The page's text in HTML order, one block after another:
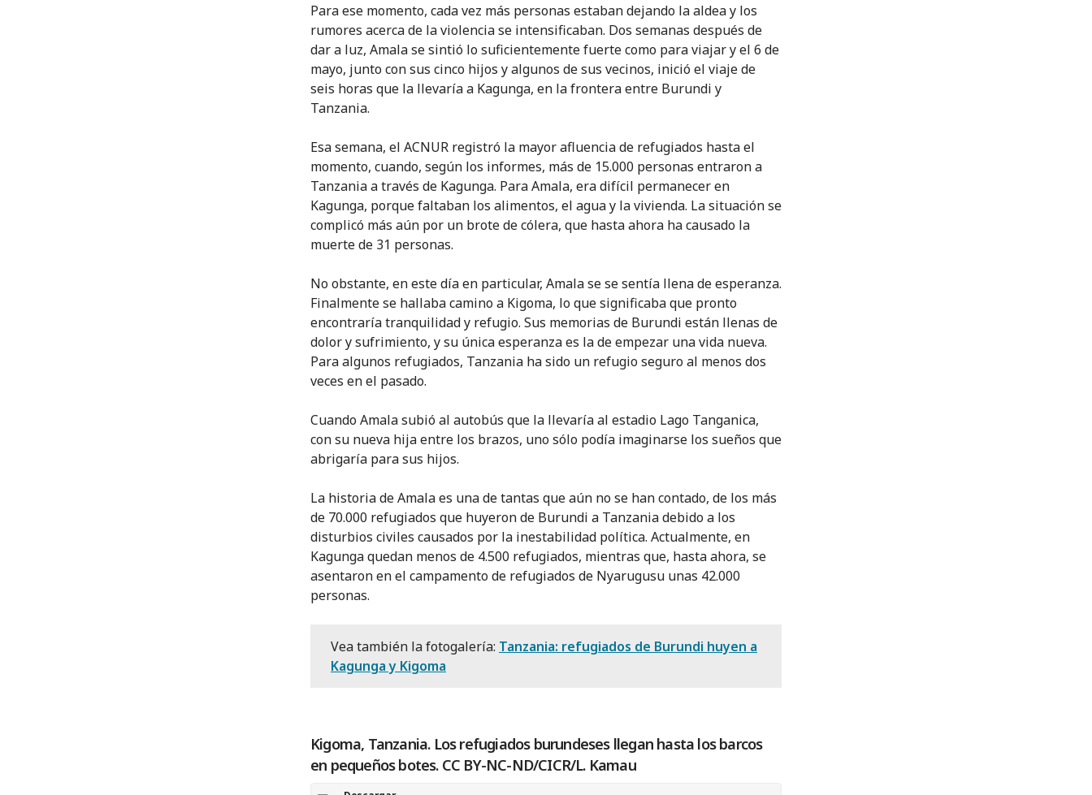
Para ese momento, cada vez más personas estaban dejando la aldea y los
rumores acerca de la violencia se intensificaban. Dos semanas después de
dar a luz, Amala se sintió lo suficientemente fuerte como para viajar y el 6 de
mayo, junto con sus cinco hijos y algunos de sus vecinos, inició el viaje de
seis horas que la llevaría a Kagunga, en la frontera entre Burundi y
Tanzania.
Esa semana, el ACNUR registró la mayor afluencia de refugiados hasta el
momento, cuando, según los informes, más de 15.000 personas entraron a
Tanzania a través de Kagunga. Para Amala, era difícil permanecer en
Kagunga, porque faltaban los alimentos, el agua y la vivienda. La situación se
complicó más aún por un brote de cólera, que hasta ahora ha causado la
muerte de 31 personas.
No obstante, en este día en particular, Amala se se sentía llena de esperanza.
Finalmente se hallaba camino a Kigoma, lo que significaba que pronto
encontraría tranquilidad y refugio. Sus memorias de Burundi están llenas de
dolor y sufrimiento, y su única esperanza es la de empezar una vida nueva.
Para algunos refugiados, Tanzania ha sido un refugio seguro al menos dos
veces en el pasado.
Cuando Amala subió al autobús que la llevaría al estadio Lago Tanganica,
con su nueva hija entre los brazos, uno sólo podía imaginarse los sueños que
abrigaría para sus hijos.
La historia de Amala es una de tantas que aún no se han contado, de los más
de 70.000 refugiados que huyeron de Burundi a Tanzania debido a los
disturbios civiles causados por la inestabilidad política. Actualmente, en
Kagunga quedan menos de 4.500 refugiados, mientras que, hasta ahora, se
asentaron en el campamento de refugiados de Nyarugusu unas 42.000
personas.
Vea también la fotogalería: Tanzania: refugiados de Burundi huyen a
Kagunga y Kigoma
Kigoma, Tanzania. Los refugiados burundeses llegan hasta los barcos
en pequeños botes. CC BY-NC-ND/CICR/L. Kamau